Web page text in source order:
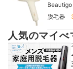
Beautigo
脱毛器
人気のマイべ